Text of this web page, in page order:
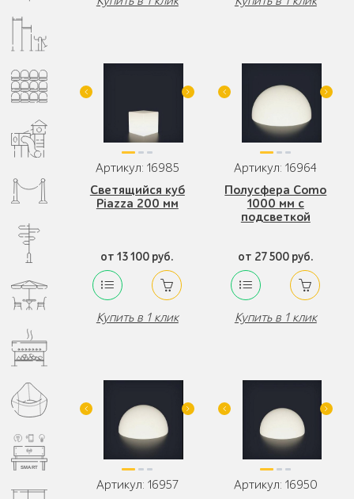
Артикул: 16985
Светящийся куб
Piazza 200 мм
от 13 100 руб.
Купить в 1 клик
Артикул: 16964
Полусфера Como
1000 мм с
подсветкой
от 27 500 руб.
Купить в 1 клик
Артикул: 16957
Артикул: 16950